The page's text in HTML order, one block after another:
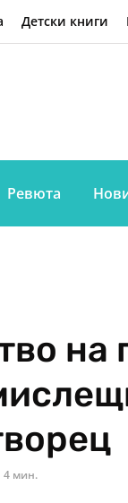
Детски книги
Ревюта
на
4 мин.